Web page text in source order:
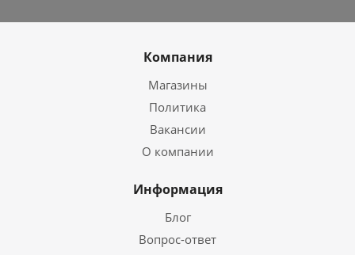
Компания
Магазины
Политика
Вакансии
О компании
Информация
Блог
Вопрос-ответ